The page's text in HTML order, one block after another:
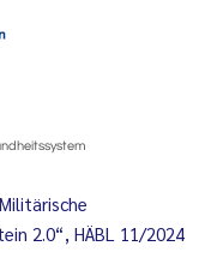
2.0“, HÄBL 11/2024